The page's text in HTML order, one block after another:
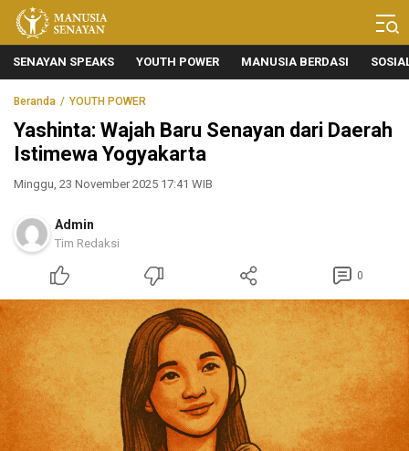
Manusia Senayan
Manusia Bicara, Senayan Bersuara
SENAYAN SPEAKS YOUTH POWER MANUSIA BERDASI
Beranda YOUTH POWER
Yashinta: Wajah Baru Senayan dari Daerah
Istimewa Yogyakarta
Minggu, 23 November 2025 17:41 WIB
Admin
Tim Redaksi
0